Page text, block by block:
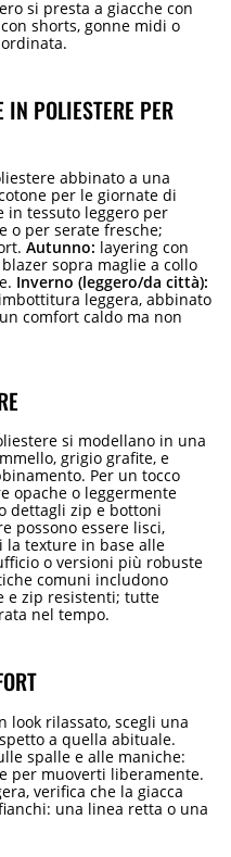
si presta a giacche con
shorts, gonne midi o
IN POLIESTERE PER
abbinato a una
per le giornate di
in tessuto leggero per
o per serate fresche;
Autunno: layering con
sopra maglie a collo
Inverno (leggero/da città):
leggera, abbinato
comfort caldo ma non
si modellano in una
grigio grafite, e
Per un tocco
opache o leggermente
dettagli zip e bottoni
possono essere lisci,
la texture in base alle
o versioni più robuste
comuni includono
e zip resistenti; tutte
nel tempo.
look rilassato, scegli una
a quella abituale.
spalle e alle maniche:
per muoverti liberamente.
verifica che la giacca
una linea retta o una